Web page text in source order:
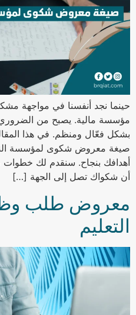
حينما نجد أنفسنا في مواجهة
مؤسسة مالية. يصبح من الضروري
بشكل فعّال ومنظم. في هذا
صيغة معروض شكوى لمؤسسة
أهدافك بنجاح. سنقدم لك خطوات
أن شكواك تصل إلى الجهة […]
معروض طلب
التعليم